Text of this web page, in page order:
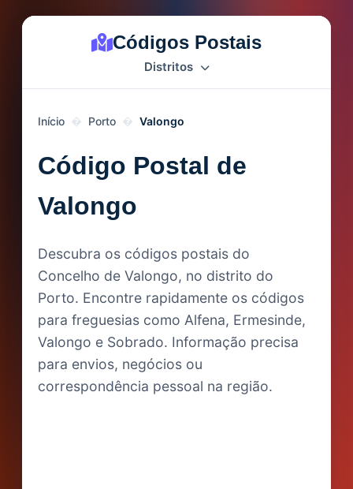
Códigos Postais
Distritos
Início Porto Valongo
Código Postal de
Valongo
Descubra os códigos postais do
Concelho de Valongo, no distrito do
Porto. Encontre rapidamente os códigos
para freguesias como Alfena, Ermesinde,
Valongo e Sobrado. Informação precisa
para envios, negócios ou
correspondência pessoal na região.